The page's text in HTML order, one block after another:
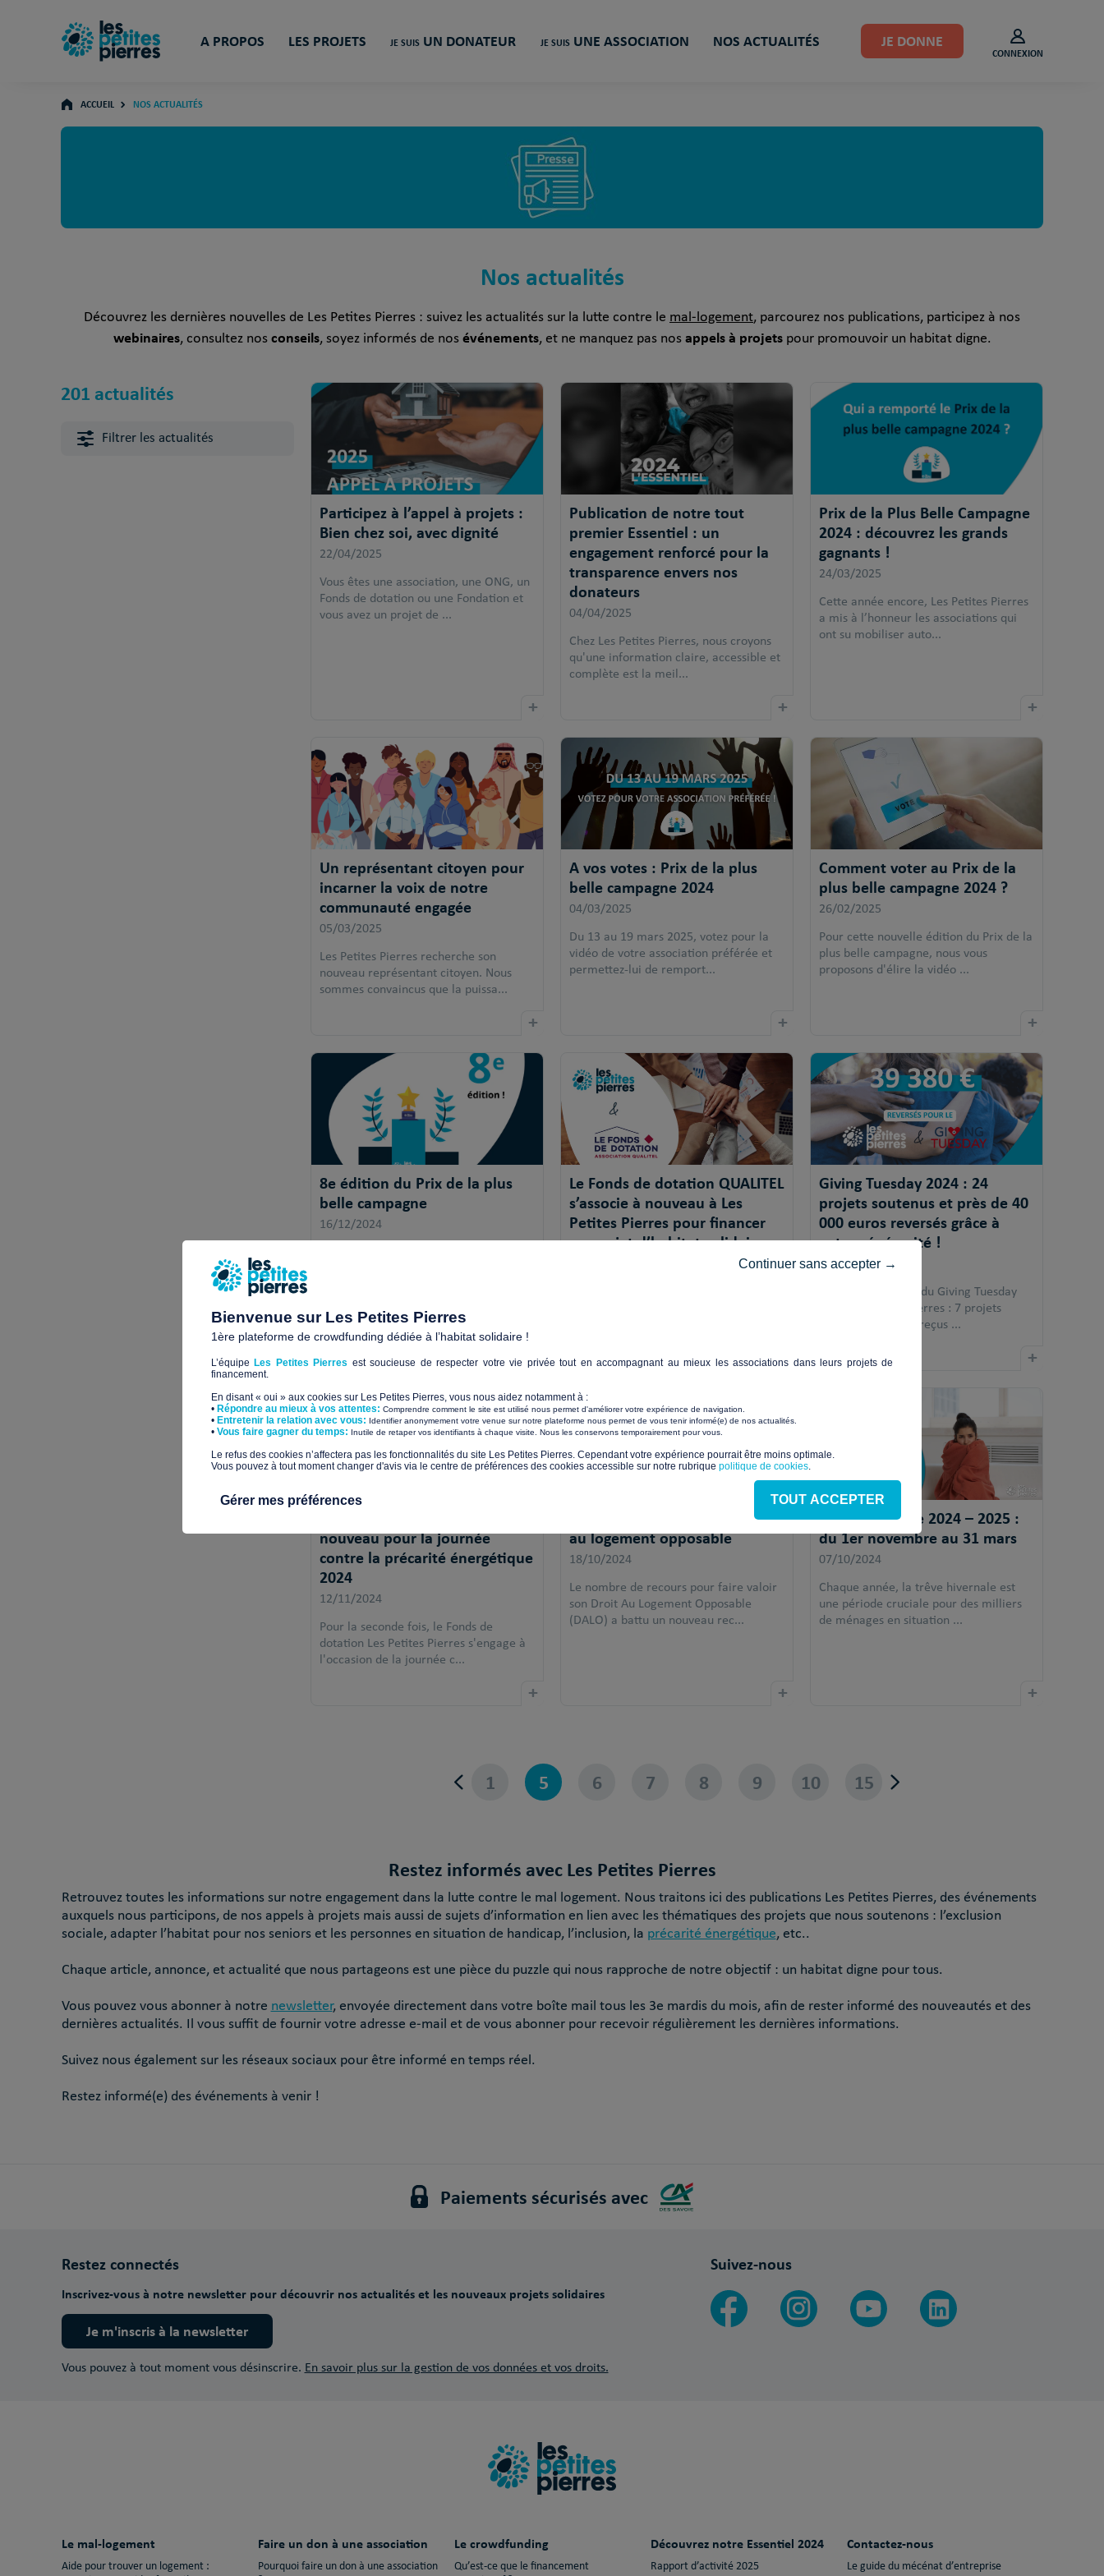
A PROPOS LES PROJETS JE SUIS UN DONATEUR JE SUIS UNE ASSOCIATION NOS ACTUALITÉS JE DONNE
CONNEXION
ACCUEIL NOS ACTUALITÉS
Nos actualités
Découvrez les dernières nouvelles de Les Petites Pierres : suivez les actualités sur la lutte contre le mal-logement, parcourez nos publications, participez à nos
webinaires, consultez nos conseils, soyez informés de nos événements, et ne manquez pas nos appels à projetspour promouvoir un habitat digne.
201 actualités
Filtrer les actualités
Participez à l’appel à projets :
Bien chez soi, avec dignité
22/04/2025
Vous êtes une association, une ONG, un
Fonds de dotation ou une Fondation et
vous avez un projet de ...
+
Publication de notre tout
premier Essentiel : un
engagement renforcé pour la
transparence envers nos
donateurs
04/04/2025
Chez Les Petites Pierres, nous croyons
qu'une information claire, accessible et
complète est la meil...
+
Prix de la Plus Belle Campagne
2024 : découvrez les grands
gagnants !
24/03/2025
Cette année encore, Les Petites Pierres
a mis à l’honneur les associations qui
ont su mobiliser auto...
+
Un représentant citoyen pour
incarner la voix de notre
communauté engagée
05/03/2025
Les Petites Pierres recherche son
nouveau représentant citoyen. Nous
sommes convaincus que la puissa...
+
A vos votes : Prix de la plus
belle campagne 2024
04/03/2025
Du 13 au 19 mars 2025, votez pour la
vidéo de votre association préférée et
permettez-lui de remport...
+
Comment voter au Prix de la
plus belle campagne 2024 ?
26/02/2025
Pour cette nouvelle édition du Prix de la
plus belle campagne, nous vous
proposons d'élire la vidéo ...
+
8e édition du Prix de la plus
belle campagne
16/12/2024
+
Le Fonds de dotation QUALITEL
s’associe à nouveau à Les
Petites Pierres pour financer
un projet d’habitat solidaire
+
Giving Tuesday 2024 : 24
projets soutenus et près de 40
000 euros reversés grâce à
votre générosité !
04/12/2024
Découvrez le bilan du Giving Tuesday
avec Les Petites Pierres : 7 projets
finalisés, 123 dons reçus ...
+
nouveau pour la journée
contre la précarité énergétique
2024
12/11/2024
Pour la seconde fois, le Fonds de
dotation Les Petites Pierres s'engage à
l'occasion de la journée c...
+
Record de recours pour le droit
au logement opposable
18/10/2024
Le nombre de recours pour faire valoir
son Droit Au Logement Opposable
(DALO) a battu un nouveau rec...
+
Trêve hivernale 2024 – 2025 :
du 1er novembre au 31 mars
07/10/2024
Chaque année, la trêve hivernale est
une période cruciale pour des milliers
de ménages en situation ...
+
1 5 6 7 8 9 10 15
Restez informés avec Les Petites Pierres
Retrouvez toutes les informations sur notre engagement dans la lutte contre le mal logement. Nous traitons ici des publications Les Petites Pierres, des événements
auxquels nous participons, de nos appels à projets mais aussi de sujets d’information en lien avec les thématiques des projets que nous soutenons : l’exclusion
sociale, adapter l’habitat pour nos seniors et les personnes en situation de handicap, l’inclusion, la précarité énergétique, etc..
Chaque article, annonce, et actualité que nous partageons est une pièce du puzzle qui nous rapproche de notre objectif : un habitat digne pour tous.
Vous pouvez vous abonner à notre newsletter, envoyée directement dans votre boîte mail tous les 3e mardis du mois, afin de rester informé des nouveautés et des
dernières actualités. Il vous suffit de fournir votre adresse e-mail et de vous abonner pour recevoir régulièrement les dernières informations.
Suivez nous également sur les réseaux sociaux pour être informé en temps réel.
Restez informé(e) des événements à venir !
Paiements sécurisés avec
Restez connectés
Inscrivez-vous à notre newsletter pour découvrir nos actualités et les nouveaux projets solidaires
Je m'inscris à la newsletter
Vous pouvez à tout moment vous désinscrire. En savoir plus sur la gestion de vos données et vos droits.
Suivez-nous
Le mal-logement
Aide pour trouver un logement :
Faire un don à une association
Pourquoi faire un don à une association
Le crowdfunding
Qu’est-ce que le financement
Découvrez notre Essentiel 2024
Rapport d’activité 2025
Contactez-nous
Le guide du mécénat d’entreprise
Bienvenue sur Les Petites Pierres
1ère plateforme de crowdfunding dédiée à l’habitat solidaire !
L’équipeLes Petites Pierres est soucieuse de respecter votre vie privée tout en accompagnant au mieux les associations dans leurs projets de
financement.
En disant « oui » aux cookies sur Les Petites Pierres, vous nous aidez notamment à :
• Répondre au mieux à vos attentes: Comprendre comment le site est utilisé nous permet d'améliorer votre expérience de navigation.
• Entretenir la relation avec vous: Identifier anonymement votre venue sur notre plateforme nous permet de vous tenir informé(e) de nos actualités.
​• Vous faire gagner du temps: Inutile de retaper vos identifiants à chaque visite. Nous les conservons temporairement pour vous.
​Le refus des cookies n’affectera pas les fonctionnalités du site Les Petites Pierres. Cependant votre expérience pourrait être moins optimale.​
Vous pouvez à tout moment changer d'avis via le centre de préférences des cookies accessible sur notre rubrique politique de cookies
Continuer sans accepter →
TOUT ACCEPTER
Gérer mes préférences